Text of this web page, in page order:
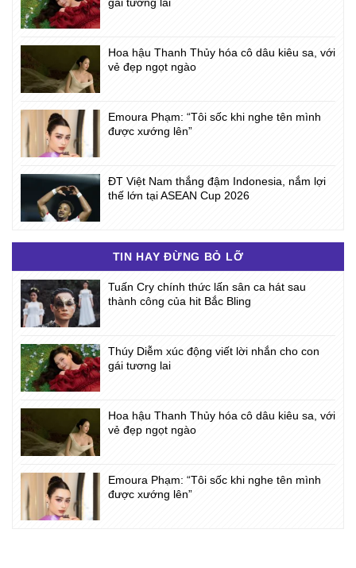
gái tương lai
Hoa hậu Thanh Thủy hóa cô dâu kiêu sa, với
vẻ đẹp ngọt ngào
Emoura Phạm: “Tôi sốc khi nghe tên mình
được xướng lên”
ĐT Việt Nam thắng đậm Indonesia, nắm lợi
thế lớn tại ASEAN Cup 2026
TIN HAY ĐỪNG BỎ LỠ
Tuấn Cry chính thức lấn sân ca hát sau
thành công của hit Bắc Bling
Thúy Diễm xúc động viết lời nhắn cho con
gái tương lai
Hoa hậu Thanh Thủy hóa cô dâu kiêu sa, với
vẻ đẹp ngọt ngào
Emoura Phạm: “Tôi sốc khi nghe tên mình
được xướng lên”